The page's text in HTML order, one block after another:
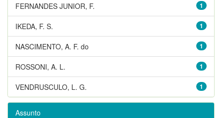
1
FERNANDES JUNIOR, F.
1
IKEDA, F. S.
1
NASCIMENTO, A. F. do
1
ROSSONI, A. L.
1
VENDRUSCULO, L. G.
Assunto